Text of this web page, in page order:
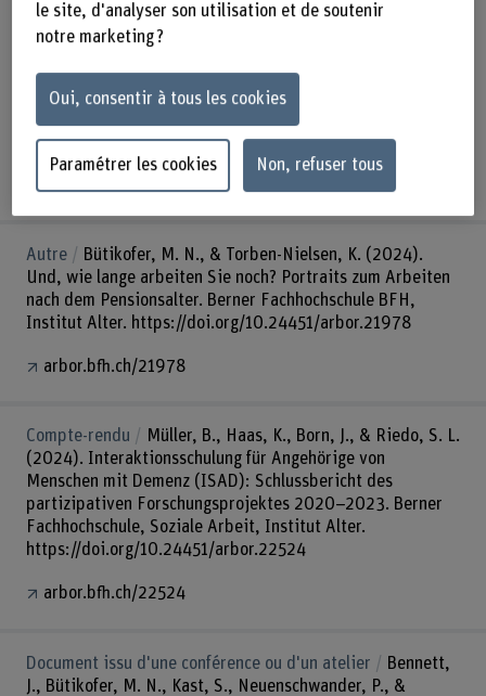
Article de journal
K., Vorster, A., & Schmitt, K.-U. (2025). Digital
Multidomain Lifestyle Intervention for Community-
Dwelling Older Adults: A Mixed Methods Evaluation (Vol.
https://doi.org/10.24451/dspace/11664
Autre
Bütikofer, M. N., & Torben-Nielsen, K. (2024).
Und, wie lange arbeiten Sie noch? Portraits zum Arbeiten
nach dem Pensionsalter. Berner Fachhochschule BFH,
Institut Alter. https://doi.org/10.24451/arbor.21978
arbor.bfh.ch/21978
Compte-rendu
Müller, B., Haas, K., Born, J., & Riedo, S. L.
(2024). Interaktionsschulung für Angehörige von
Menschen mit Demenz (ISAD): Schlussbericht des
partizipativen Forschungsprojektes 2020–2023. Berner
Fachhochschule, Soziale Arbeit, Institut Alter.
https://doi.org/10.24451/arbor.22524
arbor.bfh.ch/22524
Document issu d'une conférence ou d'un atelier
Bennett,
J., Bütikofer, M. N., Kast, S., Neuenschwander, P., &
le site, d'analyser son utilisation et de soutenir
notre marketing ?
Oui, consentir à tous les cookies
Paramétrer les cookies Non, refuser tous